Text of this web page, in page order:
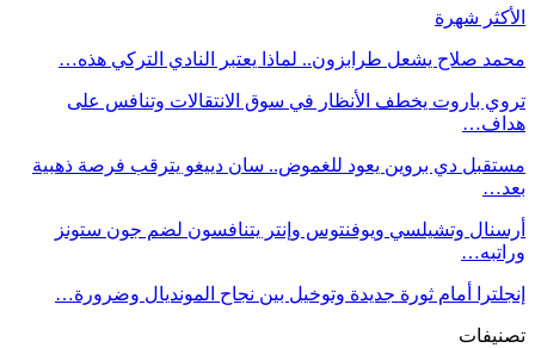
الأكثر شهرة
محمد صلاح يشعل طرابزون.. لماذا يعتبر النادي التركي هذه…
تروي باروت يخطف الأنظار في سوق الانتقالات وتنافس على
هداف…
مستقبل دي بروين يعود للغموض.. سان دييغو يترقب فرصة ذهبية
بعد…
أرسنال وتشيلسي ويوفنتوس وإنتر يتنافسون لضم جون ستونز
وراتبه…
إنجلترا أمام ثورة جديدة وتوخيل بين نجاح المونديال وضرورة…
تصنيفات